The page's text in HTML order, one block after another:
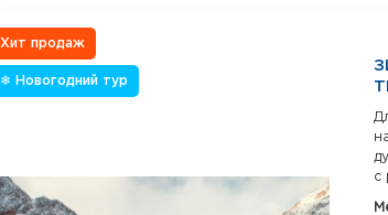
Хит продаж
❄ Новогодний тур
с